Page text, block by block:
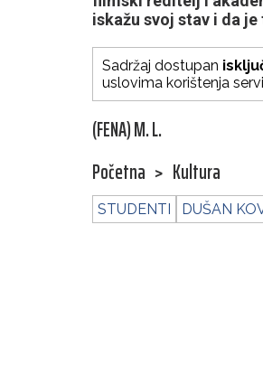
iskažu svoj stav i da
Sadržaj dostupan
uslovima korištenja
(FENA) M. L.
Početna > Kultura
STUDENTI DUŠAN